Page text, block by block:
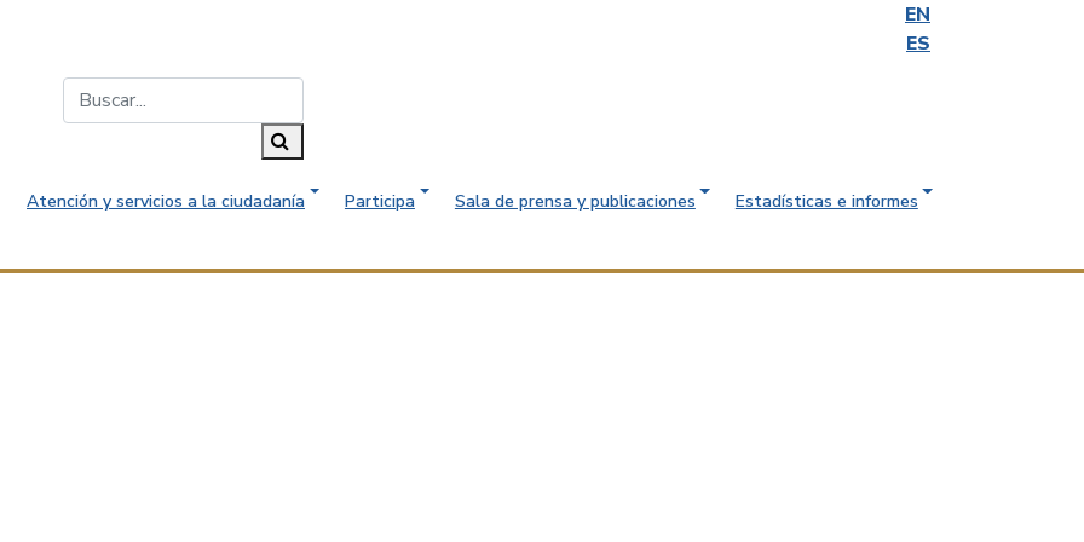
EN
ES
Atención y servicios a la ciudadanía Participa Sala de prensa y publicaciones Estadísticas e informes